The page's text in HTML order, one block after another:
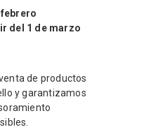
febrero
del 1 de marzo
de productos
y garantizamos